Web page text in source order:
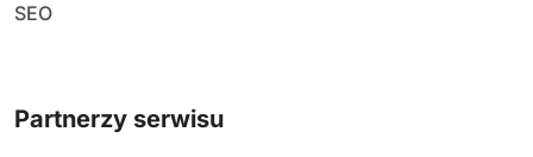
SEO
Partnerzy serwisu